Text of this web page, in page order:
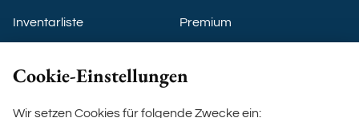
Inventarliste
Einverständnis Kids Villa
Premium
Boho-Beach-House
Cookie-Einstellungen
Wir setzen Cookies für folgende Zwecke ein: